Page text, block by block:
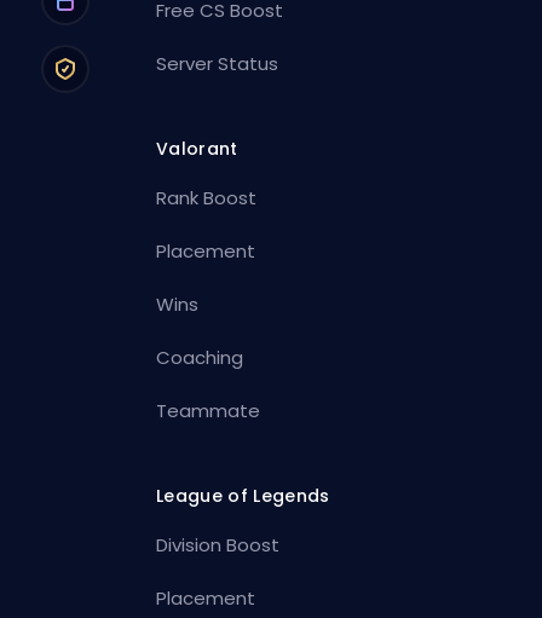
Free CS Boost
Server Status
Valorant
Rank Boost
Placement
Wins
Coaching
Teammate
League of Legends
Division Boost
Placement